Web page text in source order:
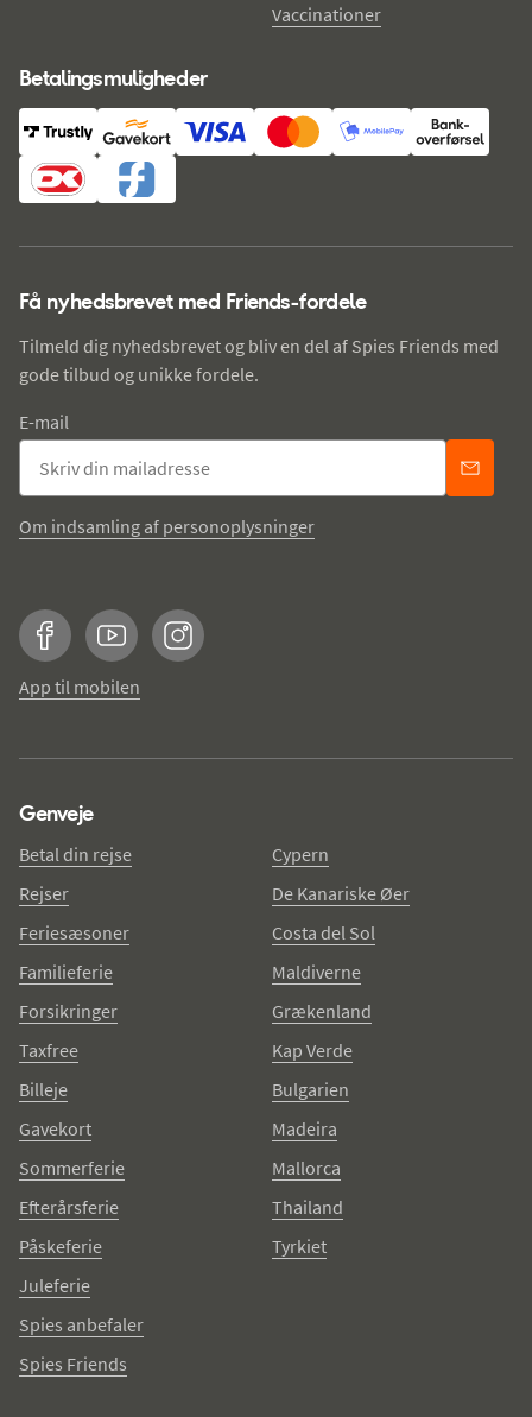
Vaccinationer
Betalingsmuligheder
Få nyhedsbrevet med Friends-fordele
Tilmeld dig nyhedsbrevet og bliv en del af Spies Friends med
gode tilbud og unikke fordele.
E-mail
Om indsamling af personoplysninger
FacebookYouTubeInstagram
App til mobilen
Genveje
Betal din rejse
Rejser
Feriesæsoner
Familieferie
Forsikringer
Taxfree
Billeje
Gavekort
Sommerferie
Efterårsferie
Påskeferie
Juleferie
Spies anbefaler
Spies Friends
Cypern
De Kanariske Øer
Costa del Sol
Maldiverne
Grækenland
Kap Verde
Bulgarien
Madeira
Mallorca
Thailand
Tyrkiet